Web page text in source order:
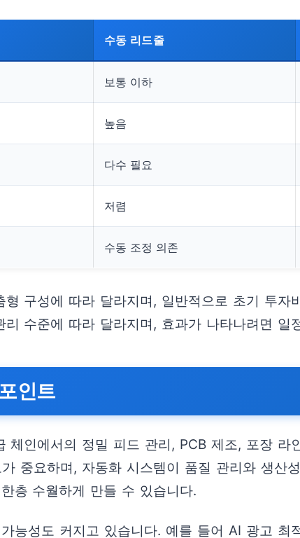
수동 리드줄
보통 이하
높음
다수 필요
저렴
수동 조정 의존
구성에 따라 달라지며, 일반적으로 초기 투
수준에 따라 달라지며, 효과가 나타나려면 일
인트
체인에서의 정밀 피드 관리, PCB 제조, 포장
중요하며, 자동화 시스템이 품질 관리와 생산
층 수월하게 만들 수 있습니다.
능성도 커지고 있습니다. 예를 들어 AI 광고